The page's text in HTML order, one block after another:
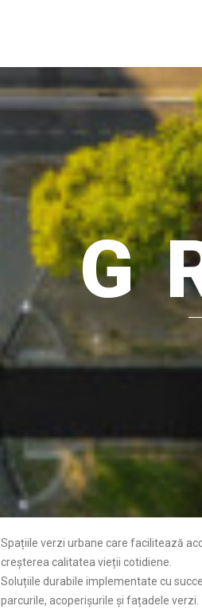
Spațiile verzi urbane care facilitează
creșterea calitatea vieții cotidiene.
Soluțiile durabile implementate cu
parcurile, acoperișurile și fațadele verzi.